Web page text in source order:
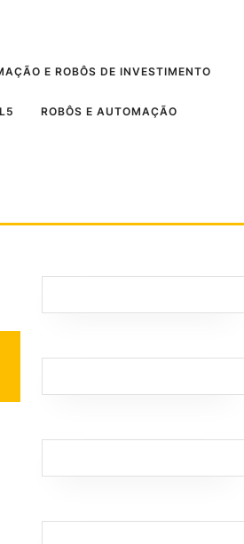
E ROBÔS DE INVESTIMENTO
ROBÔS E AUTOMAÇÃO